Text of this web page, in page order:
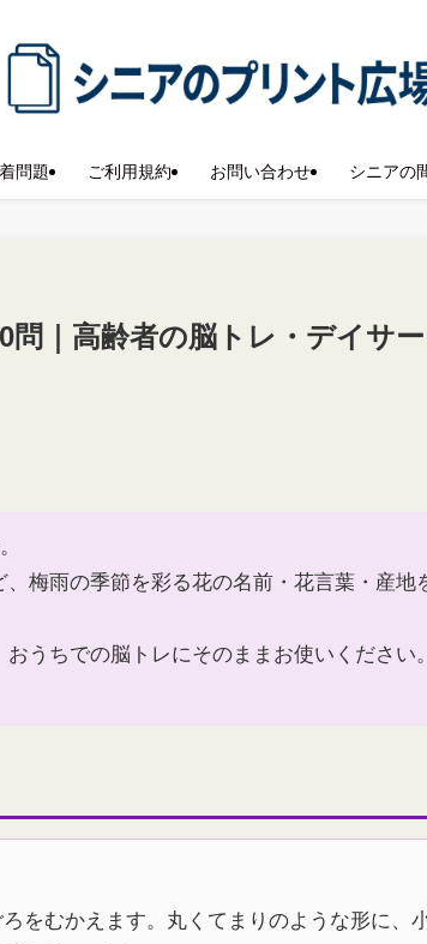
問題 ご利用規約 お問い合わせ シニアの
｜高齢者の脳トレ・デイサ
梅雨の季節を彩る花の名前・花言葉・産地
うちでの脳トレにそのままお使いください。
をむかえます。丸くてまりのような形に、